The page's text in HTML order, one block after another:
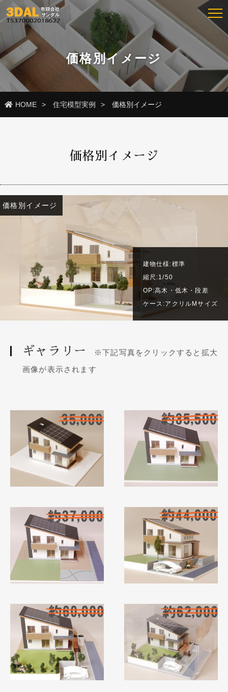
価格別イメージ
HOME 住宅模型実例 価格別イメージ
価格別イメージ
価格別イメージ
建物仕様:標準
縮尺:1/50
OP:高木・低木・段差
ケース:アクリルMサイズ
ギャラリー
※下記写真をクリックすると拡大
画像が表示されます